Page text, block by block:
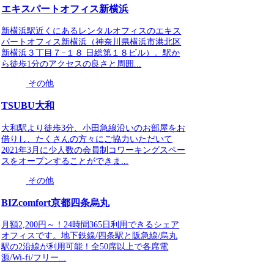
エキスパートオフィス新横浜
新横浜駅近くにあるレンタルオフィスのエキス
パートオフィス新横浜（神奈川県横浜市港北区
新横浜３丁目７−１８ 日総第１８ビル）。駅か
ら徒歩1分のアクセスの良さと周囲...
その他
TSUBU大和
大和駅より徒歩3分、小田急線沿いのお部屋をお
借りし、たくさんの方々にご協力いただいて
2021年3月に少人数の会員制コワーキングスペー
スをオープンすることができま...
その他
BIZcomfort京都四条烏丸
月額2,200円～！24時間365日利用できるシェア
オフィスです。地下鉄線/四条駅と阪急線/烏丸
駅の2沿線が利用可能！全50席以上で各席電
源/Wi-fi/フリー...